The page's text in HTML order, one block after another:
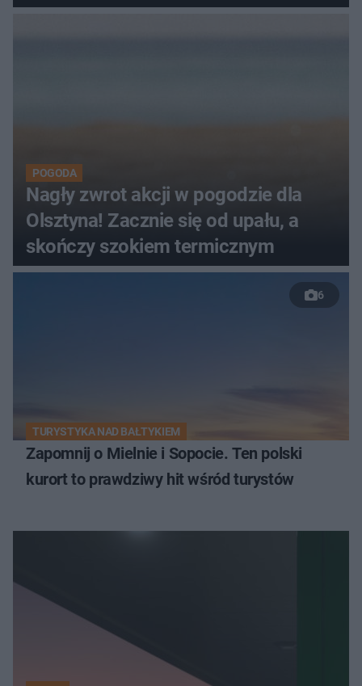
POGODA
Nagły zwrot akcji w pogodzie dla
Olsztyna! Zacznie się od upału, a
skończy szokiem termicznym
6
TURYSTYKA NAD BAŁTYKIEM
Zapomnij o Mielnie i Sopocie. Ten polski
kurort to prawdziwy hit wśród turystów